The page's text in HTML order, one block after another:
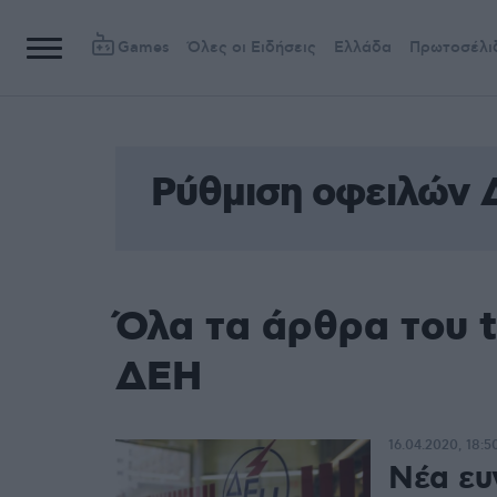
Games Όλες οι Ειδήσεις Ελλάδα
Ρύθμιση οφειλών
Όλα τα άρθρα του
ΔΕΗ
Νέα
16.04.2020,